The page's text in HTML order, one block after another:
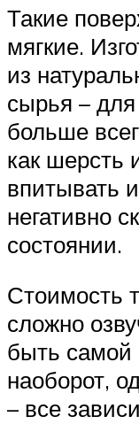
Такие
мягкие.
из
сырья –
больше
как шерсть
впитывать
негативно
состоянии.
Стоимость
сложно
быть самой
наоборот,
– все